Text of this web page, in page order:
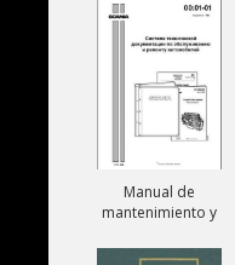
Manual de
mantenimiento y
camiones Scania